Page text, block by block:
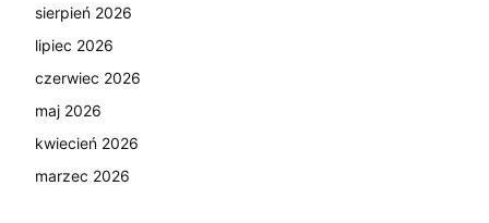
sierpień 2026
lipiec 2026
czerwiec 2026
maj 2026
kwiecień 2026
marzec 2026